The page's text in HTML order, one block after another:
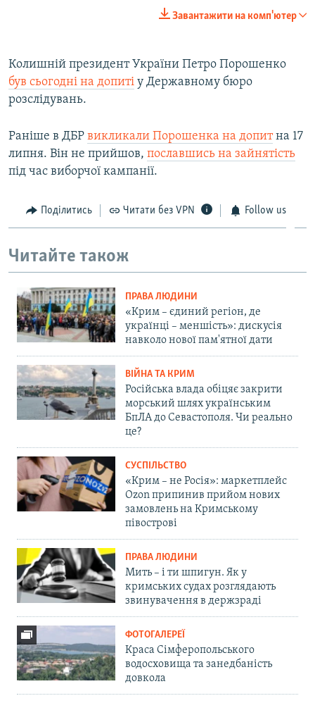
Завантажити на комп'ютер
Колишній президент України Петро Порошенко
був сьогодні на допиті у Державному бюро
розслідувань.
Раніше в ДБР викликали Порошенка на допитна 17
липня. Він не прийшов, пославшись на зайнятість
під час виборчої кампанії.
Поділитись Читати без VPN Follow us
Читайте також
ПРАВА ЛЮДИНИ
«Крим – єдиний регіон, де
українці – меншість»: дискусія
навколо нової пам'ятної дати
ВІЙНА ТА КРИМ
Російська влада обіцяє закрити
морський шлях українським
БпЛА до Севастополя. Чи реально
це?
СУСПІЛЬСТВО
«Крим – не Росія»: маркетплейс
Ozon припинив прийом нових
замовлень на Кримському
півострові
ПРАВА ЛЮДИНИ
Мить – і ти шпигун. Як у
кримських судах розглядають
звинувачення в держзраді
ФОТОГАЛЕРЕЇ
Краса Сімферопольського
водосховища та занедбаність
довкола